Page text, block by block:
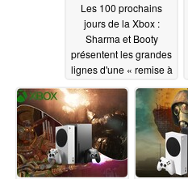
Les 100 prochains
jours de la Xbox :
Sharma et Booty
présentent les grandes
lignes d'une « remise à
06/12/2026